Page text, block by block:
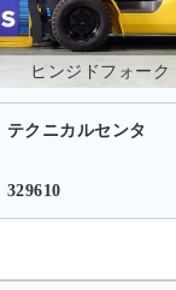
ヒンジドフォーク
テクニカルセンタ
329610